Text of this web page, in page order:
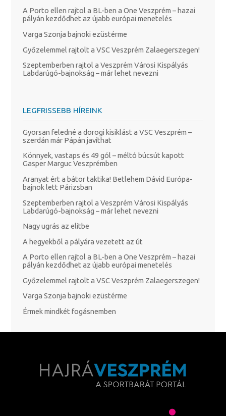
A Porto ellen rajtol a BL-ben a One Veszprém – hazai
pályán kezdődhet az újabb európai menetelés
Varga Szonja bajnoki ezüstérme
Győzelemmel rajtolt a VSC Veszprém Zalaegerszegen!
Szeptemberben rajtol a Veszprém Városi Kispályás
Labdarúgó-bajnokság – már lehet nevezni
LEGFRISSEBB HÍREINK
Gyorsan feledné a dorogi kisiklást a VSC Veszprém –
szerdán már Pápán javíthat
Könnyek, vastaps és 49 gól – méltó búcsút kapott
Gasper Marguc Veszprémben
Aranyat ért a bátor taktika! Betlehem Dávid Európa-
bajnok lett Párizsban
Szeptemberben rajtol a Veszprém Városi Kispályás
Labdarúgó-bajnokság – már lehet nevezni
Nagy ugrás az elitbe
A hegyekből a pályára vezetett az út
A Porto ellen rajtol a BL-ben a One Veszprém – hazai
pályán kezdődhet az újabb európai menetelés
Győzelemmel rajtolt a VSC Veszprém Zalaegerszegen!
Varga Szonja bajnoki ezüstérme
Érmek mindkét fogásnemben